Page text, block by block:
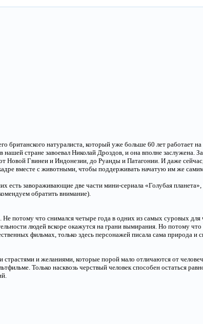
натуралиста, который уже больше 60 лет работает на
стране завоевал Николай Дроздов, и она вполне заслужена.
Новой Гвинеи и Индонезии, до Руанды и Патагонии. И даже
вместе с животными, чтобы поддерживать начатую им же
есть завораживающие две части мини-сериала «Голубая планета»,
обратить внимание).
потому что снимался четыре года в одних из самых суровых для
людей вскоре окажутся на грани вымирания. Но потому что
фильмах, только здесь персонажей писала сама природа и
страстями и желаниями, которые порой мало отличаются от
Только насквозь черствый человек способен остаться